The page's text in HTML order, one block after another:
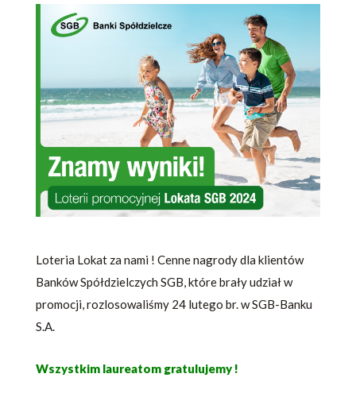
Loteria Lokat za nami ! Cenne nagrody dla klientów
Banków Spółdzielczych SGB, które brały udział w
promocji, rozlosowaliśmy 24 lutego br. w SGB-Banku
S.A.
Wszystkim laureatom gratulujemy !